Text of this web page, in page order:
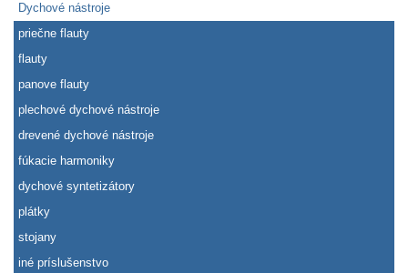
Dychové nástroje
priečne flauty
flauty
panove flauty
plechové dychové nástroje
drevené dychové nástroje
fúkacie harmoniky
dychové syntetizátory
plátky
stojany
iné príslušenstvo